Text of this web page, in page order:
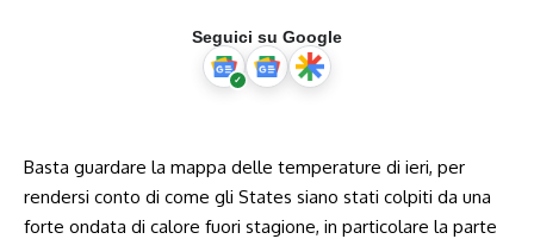
Seguici su Google
Basta guardare la mappa delle temperature di ieri, per
rendersi conto di come gli States siano stati colpiti da una
forte ondata di calore fuori stagione, in particolare la parte